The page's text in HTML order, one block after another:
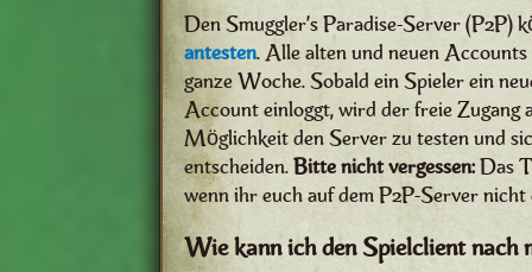
Den Smuggler’s Paradise-Server (P2P)
antesten. Alle alten und neuen
ganze Woche. Sobald ein Spieler ein
Account einloggt, wird der freie
Möglichkeit den Server zu testen und
entscheiden.Bitte nicht vergessen:Das
wenn ihr euch auf dem P2P-Server nicht
Wie kann ich den Spielclient nach